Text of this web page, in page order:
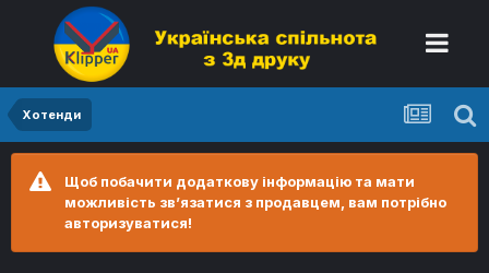
Хотенди
Щоб побачити додаткову інформацію та мати
можливість зв’язатися з продавцем, вам потрібно
авторизуватися!